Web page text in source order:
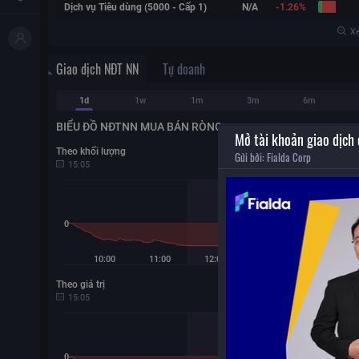
Dịch vụ Tiêu dùng (5000 - Cấp 1)
N/A -1.26%
Giao dịch NĐT NN Tự doanh
1d 1w 1m 3m 6m
BIỂU ĐỒ NĐTNN MUA BÁN RÒNG
Theo khối lượng
15:05 -16.87
0
10:00 11:00 12:00 14:00
Theo giá trị
15:05 -
Mở tài khoản giao dịch
Gửi bởi: Fialda Corp